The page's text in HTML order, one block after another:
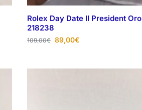
Rolex Day Date II President Oro
218238
109,00€ 89,00€